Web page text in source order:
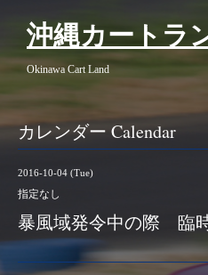
沖縄カートラ
Okinawa Cart Land
カレンダー Calendar
2016-10-04 (Tue)
指定なし
暴風域発令中の際 臨